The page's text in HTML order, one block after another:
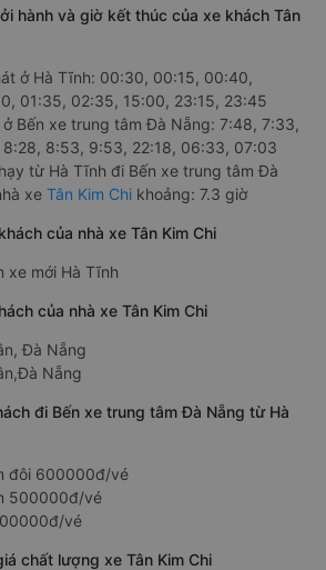
hành và giờ kết thúc của xe khách Tân
ở Hà Tĩnh: 00:30, 00:15, 00:40,
01:35, 02:35, 15:00, 23:15, 23:45
ở Bến xe trung tâm Đà Nẵng: 7:48, 7:33,
8:53, 9:53, 22:18, 06:33, 07:03
từ Hà Tĩnh đi Bến xe trung tâm Đà
xe Tân Kim Chi khoảng: 7.3 giờ
của nhà xe Tân Kim Chi
xe mới Hà Tĩnh
của nhà xe Tân Kim Chi
Đà Nẵng
Nẵng
đi Bến xe trung tâm Đà Nẵng từ Hà
đôi 600000đ/vé
500000đ/vé
vé
chất lượng xe Tân Kim Chi